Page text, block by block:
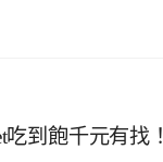
到飽千元有找！